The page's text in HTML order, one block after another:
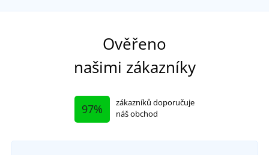
Ověřeno
našimi zákazníky
97%
zákazníků doporučuje
náš obchod